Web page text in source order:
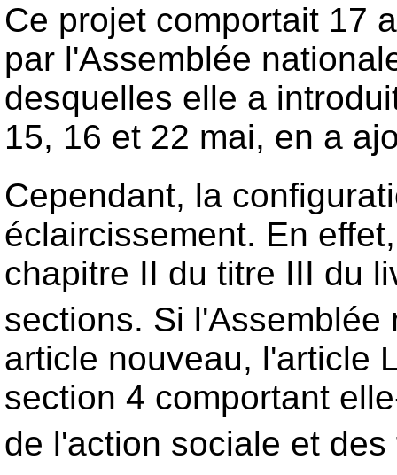
Ce projet comportait 17
par l'Assemblée
desquelles elle a
15, 16 et 22 mai, en a
Cependant, la
éclaircissement. En
chapitre II du titre III du
sections. Si
article nouveau, l'article
section 4 comportant
de l'action sociale et